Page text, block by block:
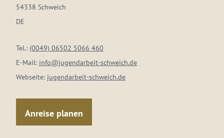
54338 Schweich
DE
Tel.: (0049) 06502 5066 460
E-Mail: info@jugendarbeit-schweich.de
Webseite: jugendarbeit-schweich.de
Anreise planen